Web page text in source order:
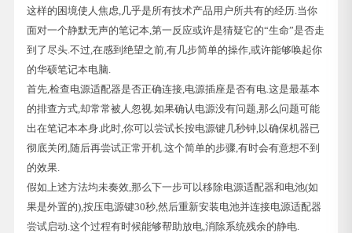
这样的困境使人焦虑,几乎是所有技术产品用户所共有的经历.当你
面对一个静默无声的笔记本,第一反应或许是猜疑它的“生命”是否走
到了尽头.不过,在感到绝望之前,有几步简单的操作,或许能够唤起你
的华硕笔记本电脑.
首先,检查电源适配器是否正确连接,电源插座是否有电.这是最基本
的排查方式,却常常被人忽视.如果确认电源没有问题,那么问题可能
出在笔记本本身.此时,你可以尝试长按电源键几秒钟,以确保机器已
彻底关闭,随后再尝试正常开机.这个简单的步骤,有时会有意想不到
的效果.
假如上述方法均未奏效,那么下一步可以移除电源适配器和电池(如
果是外置的),按压电源键30秒,然后重新安装电池并连接电源适配器
尝试启动.这个过程有时候能够帮助放电,消除系统残余的静电.